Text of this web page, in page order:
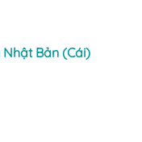
Bản (Cái)